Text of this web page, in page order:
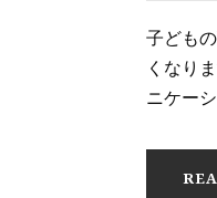
子ども
くなり
ニケー